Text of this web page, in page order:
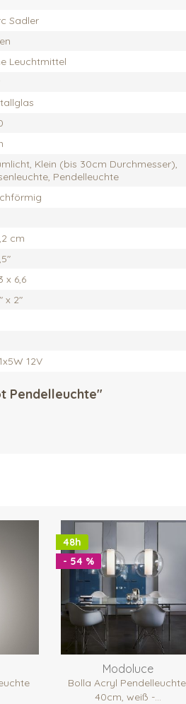
Sadler
Leuchtmittel
Klein (bis 30cm Durchmesser),
Pendelleuchte
cm
x 6,6
x 2"
12V
Pendelleuchte"
48h
- 54 %
Modoluce
Bolla Acryl
40cm, weiß -...